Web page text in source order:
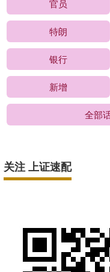
官员
特朗
银行
新增
全部
关注 上证速配